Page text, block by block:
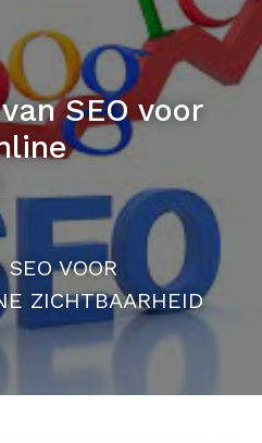
SEO voor
VOOR
ZICHTBAARHEID